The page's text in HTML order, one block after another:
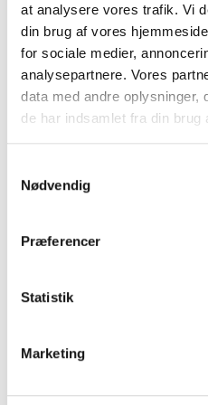
at analysere vores trafik. Vi
din brug af vores
for sociale medier,
analysepartnere. Vores
data med andre oplysninger,
de har indsamlet fra din brug
Nødvendig
Præferencer
Statistik
Marketing